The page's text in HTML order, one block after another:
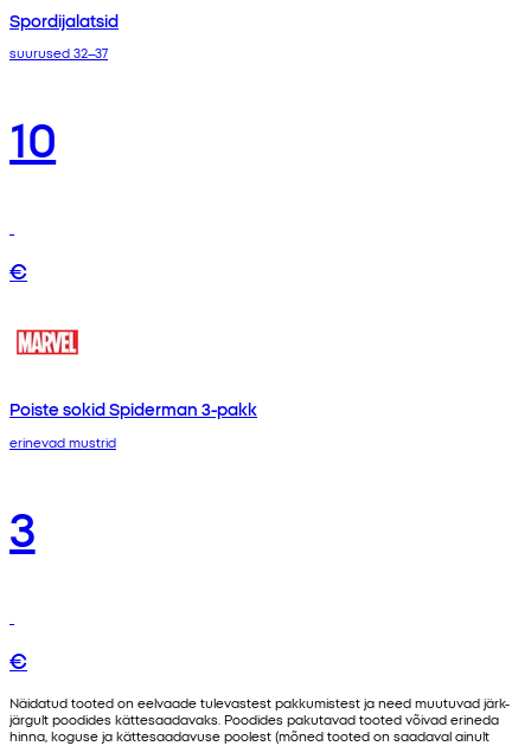
Spordijalatsid
suurused 32–37
10
€
Poiste sokid Spiderman 3-pakk
erinevad mustrid
3
€
Näidatud tooted on eelvaade tulevastest pakkumistest ja need muutuvad järk-
järgult poodides kättesaadavaks. Poodides pakutavad tooted võivad erineda
hinna, koguse ja kättesaadavuse poolest (mõned tooted on saadaval ainult